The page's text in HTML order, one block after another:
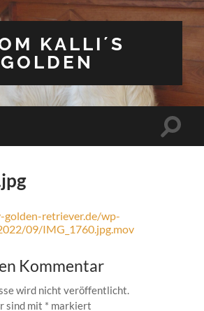
KALLI´S
GOLDEN
retriever.de/wp-
09/IMG_1760.jpg.mov
Kommentar
wird nicht veröffentlicht.
sind mit * markiert